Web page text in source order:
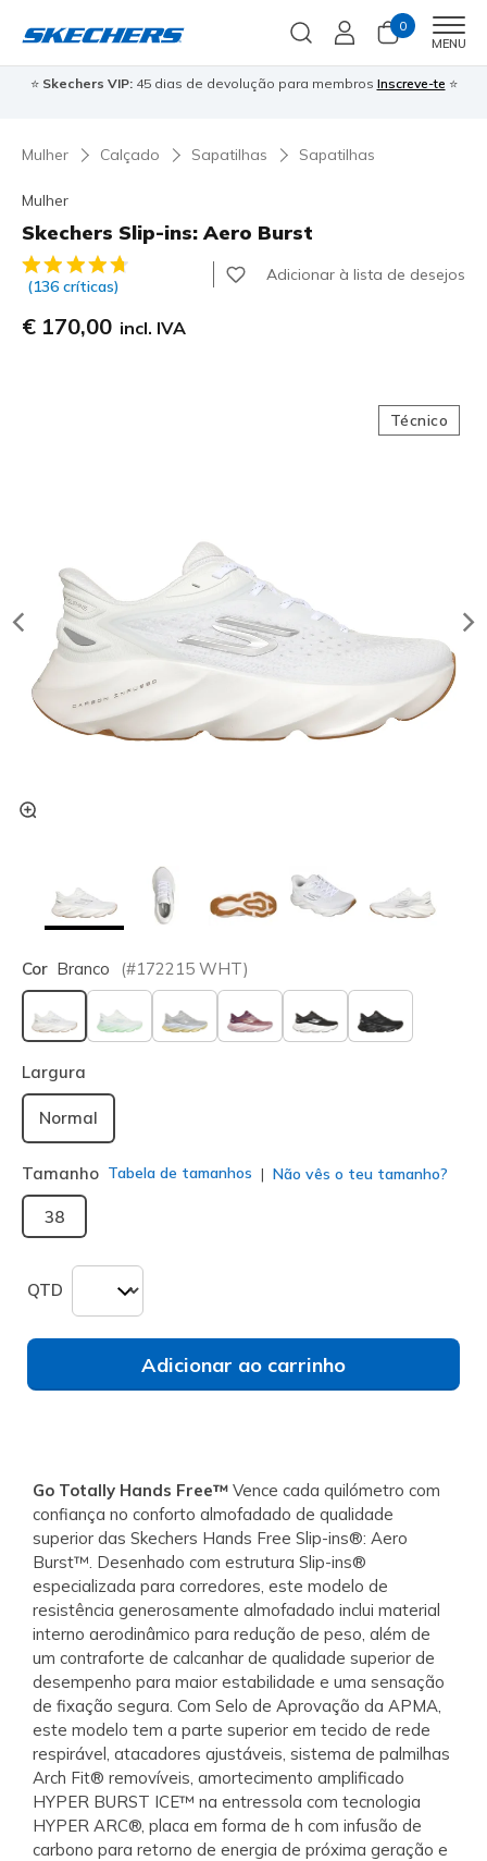
0
MENU
⭐ Skechers VIP:45 dias de devolução para membros Inscreve-te ⭐
Mulher Calçado Sapatilhas Sapatilhas
Mulher
Skechers Slip-ins: Aero Burst
3$1 de 5 – Classificação do cliente
(136 críticas)
Adicionar à lista de desejos
€ 170,00 incl. IVA
Técnico
Cor Branco (#172215 WHT)
selecionado
Largura
Normal
Tamanho Tabela de tamanhos Não vês o teu tamanho?
38
QTD
Adicionar ao carrinho
Go Totally Hands Free™ Vence cada quilómetro com
confiança no conforto almofadado de qualidade
superior das Skechers Hands Free Slip-ins®: Aero
Burst™. Desenhado com estrutura Slip-ins®
especializada para corredores, este modelo de
resistência generosamente almofadado inclui material
interno aerodinâmico para redução de peso, além de
um contraforte de calcanhar de qualidade superior de
desempenho para maior estabilidade e uma sensação
de fixação segura. Com Selo de Aprovação da APMA,
este modelo tem a parte superior em tecido de rede
respirável, atacadores ajustáveis, sistema de palmilhas
Arch Fit® removíveis, amortecimento amplificado
HYPER BURST ICE™ na entressola com tecnologia
HYPER ARC®, placa em forma de h com infusão de
carbono para retorno de energia de próxima geração e